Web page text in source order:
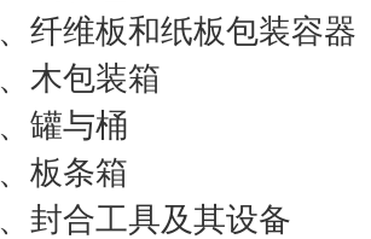
维板和纸板包装容器
包装箱
与桶
条箱
合工具及其设备